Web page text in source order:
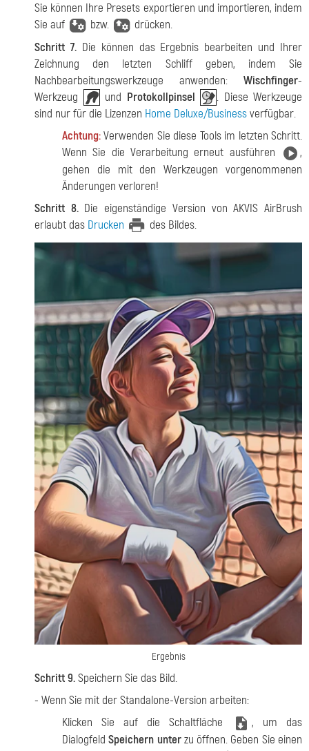
Sie können Ihre Presets exportieren und importieren, indem
Sie auf
bzw.
drücken.
Schritt 7.Die können das Ergebnis bearbeiten und Ihrer
Zeichnung den letzten Schliff geben, indem Sie
Nachbearbeitungswerkzeuge anwenden: Wischfinger-
Werkzeug
und Protokollpinsel
. Diese Werkzeuge
sind nur für die Lizenzen Home Deluxe/Businessverfügbar.
Achtung:Verwenden Sie diese Tools im letzten Schritt.
Wenn Sie die Verarbeitung erneut ausführen
,
gehen die mit den Werkzeugen vorgenommenen
Änderungen verloren!
Schritt 8.Die eigenständige Version von AKVIS AirBrush
erlaubt das Drucken des Bildes.
Ergebnis
Schritt 9.Speichern Sie das Bild.
- Wenn Sie mit der Standalone-Version arbeiten:
Klicken Sie auf die Schaltfläche
, um das
DialogfeldSpeichern unterzu öffnen. Geben Sie einen